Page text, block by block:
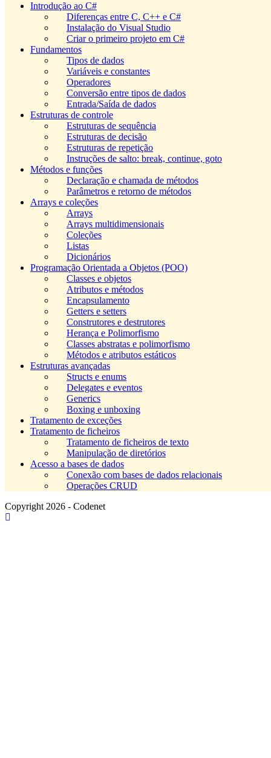
Introdução ao C#
Diferenças entre C, C++ e C#
Instalação do Visual Studio
Criar o primeiro projeto em C#
Fundamentos
Tipos de dados
Variáveis e constantes
Operadores
Conversão entre tipos de dados
Entrada/Saída de dados
Estruturas de controle
Estruturas de sequência
Estruturas de decisão
Estruturas de repetição
Instruções de salto: break, continue, goto
Métodos e funções
Declaração e chamada de métodos
Parâmetros e retorno de métodos
Arrays e coleções
Arrays
Arrays multidimensionais
Coleções
Listas
Dicionários
Programação Orientada a Objetos (POO)
Classes e objetos
Atributos e métodos
Encapsulamento
Getters e setters
Construtores e destrutores
Herança e Polimorfismo
Classes abstratas e polimorfismo
Métodos e atributos estáticos
Estruturas avançadas
Structs e enums
Delegates e eventos
Generics
Boxing e unboxing
Tratamento de exceções
Tratamento de ficheiros
Tratamento de ficheiros de texto
Manipulação de diretórios
Acesso a bases de dados
Conexão com bases de dados relacionais
Operações CRUD
Copyright 2026 - Codenet